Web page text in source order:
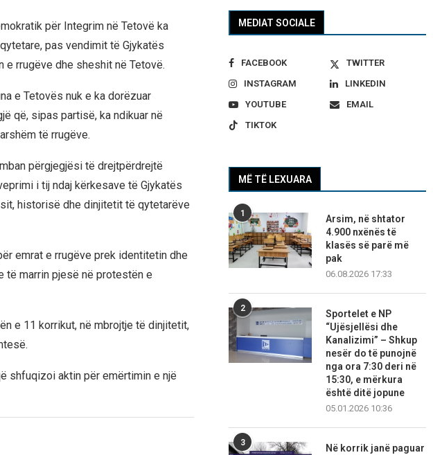
për Integrim në Tetovë ka
pas vendimit të Gjykatës
rrugëve dhe sheshit në Tetovë.
e Tetovës nuk e ka dorëzuar
që, sipas partisë, ka ndikuar në
të rrugëve.
përgjegjësi të drejtpërdrejtë
i tij ndaj kërkesave të Gjykatës
historisë dhe dinjitetit të qytetarëve
emrat e rrugëve prek identitetin dhe
të marrin pjesë në protestën e
e 11 korrikut, në mbrojtje të dinjitetit,
shfuqizoi aktin për emërtimin e një
MEDIAT SOCIALE
FACEBOOK
TWITTER
INSTAGRAM
LINKEDIN
YOUTUBE
EMAIL
TIKTOK
MË TË LEXUARA
1
Arsim, në shtator
4.900 nxënës të
klasës së parë më
pak
06.08.2026 17:33
2
Sportelet e NP
“Ujësjellësi dhe
Kanalizimi” – Shkup
nesër do të punojnë
nga ora 7:30 deri në
15:30, e mërkura
është ditë jopune
05.01.2026 10:36
3
Në korrik janë paguar